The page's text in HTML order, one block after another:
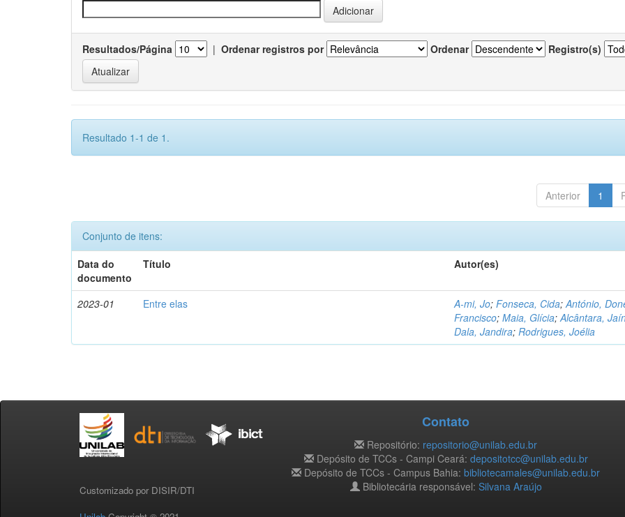
Resultados/Página | Ordenar registros por Ordenar Registro(s)
Resultado 1-1 de 1.
Anterior 1
Conjunto de itens:
Data do
documento
Título Autor(es)
2023-01 Entre elas A-mi, Jo;Fonseca, Cida;António,
Francisco;Maia, Glícia;Alcântara,
Dala, Jandira;Rodrigues, Joélia
Customizado por DISIR/DTI
Contato
Repositório: repositorio@unilab.edu.br
Depósito de TCCs - Campi Ceará: depositotcc@unilab.edu.br
Depósito de TCCs - Campus Bahia: bibliotecamales@unilab.edu.br
Bibliotecária responsável: Silvana Araújo